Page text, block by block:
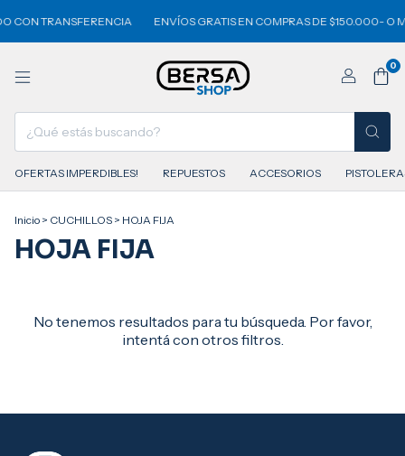
CON TRANSFERENCIA ENVÍOS GRATIS EN COMPRAS DE $150.000- O
0
OFERTAS IMPERDIBLES! REPUESTOS ACCESORIOS
Inicio > CUCHILLOS > HOJA FIJA
HOJA FIJA
No tenemos resultados para tu búsqueda. Por favor,
intentá con otros filtros.